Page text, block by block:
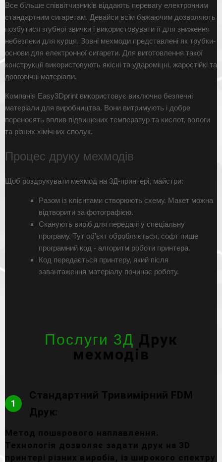
Все більше співвітчизників віддають перевагу електронним
стандартним сигаретам. Девайси всім бажаючим дозволяють
позбутися згубної звички і використовувати її для зниження
небезпеки для курця. Зовні мехмоди представлені як трубки-
основи для електронної сигарети. Для виготовлення такої
конструкції використовують якісні та удароміцні, жаростійкі та
довговічні матеріали.
Компанія Easy3Dprint використовує виключно безпечні
матеріали для виробництва. Вони витримують і добре
переносять вплив підвищених температур та кислот, вологи
та різних хімічних сполук.
Процес друку мехмодів
Щоб роздрукувати мехмод на 3Д-принтері, майстри:
Разом із клієнтами створюють схему. Макет можна
відтворити за фотографією.
Сканують виріб для передачі у спеціальну
програму. Тут об'єкт обробляється, софт пише
програмний код - алгоритм роботи принтера.
Код передається принтеру, який після
завантаження матеріалу починає роботу.
Послуги 3Д Друк
мехмодів
1
Стандартний Тривимірний FDM
Друк:
Метод пошарового наплавлення.
Технологія дозволяє задати друк на 3D
принтері різних виробів, із широкого спектру